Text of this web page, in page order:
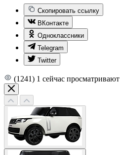
Скопировать ссылку
ВКонтакте
Одноклассники
Telegram
Twitter
(1241) 1 сейчас просматривают